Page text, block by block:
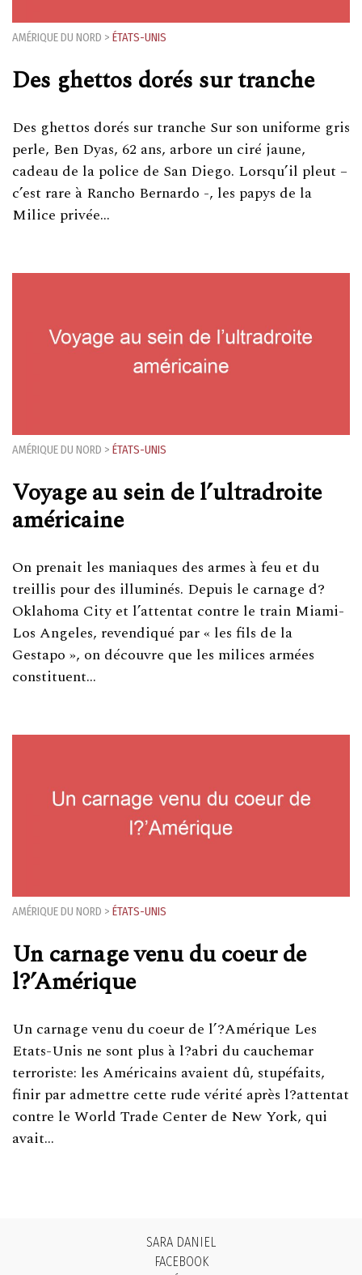
AMÉRIQUE DU NORD > ÉTATS-UNIS
Des ghettos dorés sur tranche
Des ghettos dorés sur tranche Sur son uniforme gris
perle, Ben Dyas, 62 ans, arbore un ciré jaune,
cadeau de la police de San Diego. Lorsqu’il pleut –
c’est rare à Rancho Bernardo -, les papys de la
Milice privée…
AMÉRIQUE DU NORD > ÉTATS-UNIS
Voyage au sein de l’ultradroite
américaine
On prenait les maniaques des armes à feu et du
treillis pour des illuminés. Depuis le carnage d?
Oklahoma City et l’attentat contre le train Miami-
Los Angeles, revendiqué par « les fils de la
Gestapo », on découvre que les milices armées
constituent…
AMÉRIQUE DU NORD > ÉTATS-UNIS
Un carnage venu du coeur de
l?’Amérique
Un carnage venu du coeur de l’?Amérique Les
Etats-Unis ne sont plus à l?abri du cauchemar
terroriste: les Américains avaient dû, stupéfaits,
finir par admettre cette rude vérité après l?attentat
contre le World Trade Center de New York, qui
avait…
SARA DANIEL
FACEBOOK